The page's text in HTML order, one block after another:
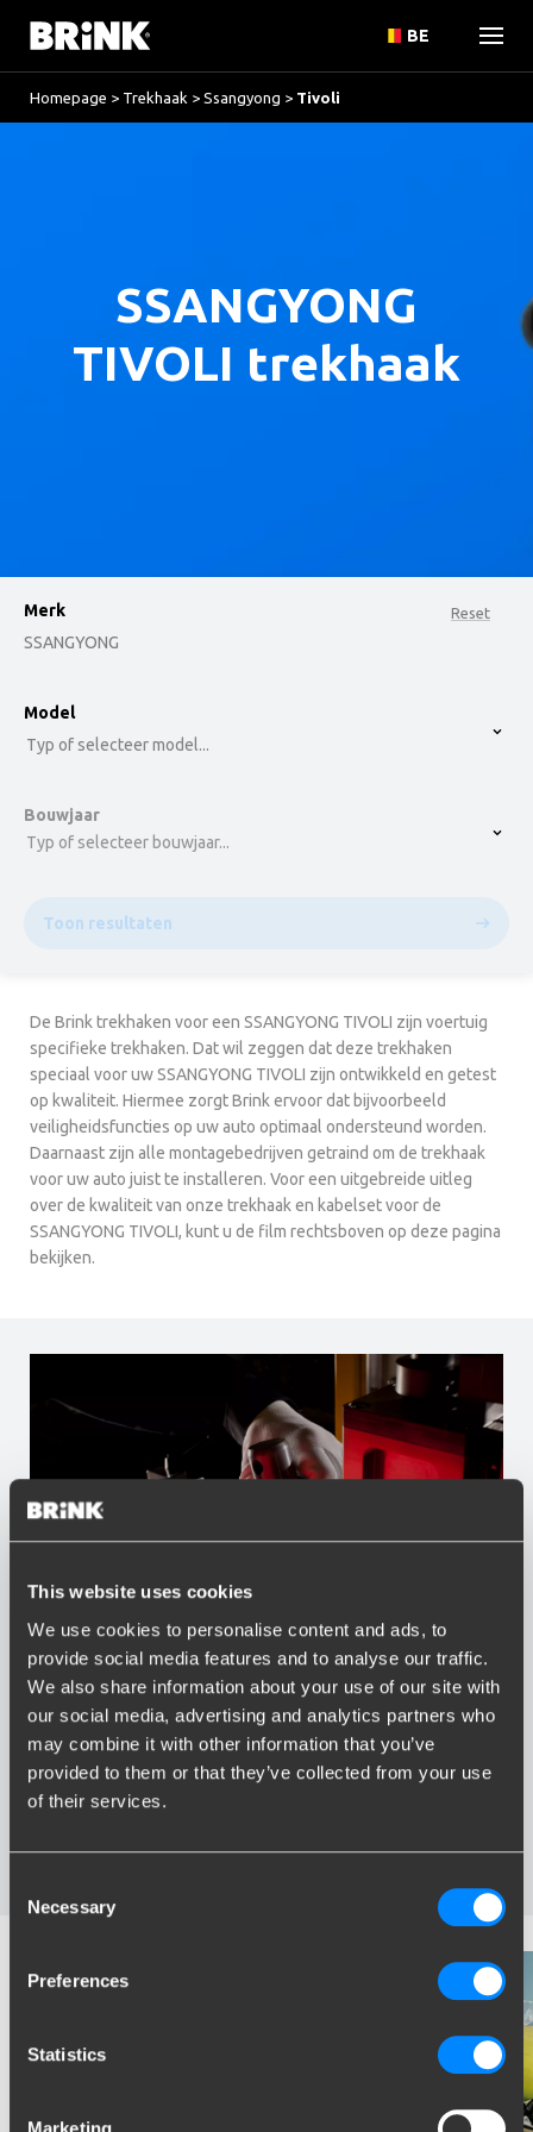
This website uses cookies
We use cookies to personalise content and ads, to
provide social media features and to analyse our traffic.
We also share information about your use of our site with
our social media, advertising and analytics partners who
may combine it with other information that you’ve
provided to them or that they’ve collected from your use
of their services.
Selection
Necessary
Preferences
Statistics
Marketing
BE
Homepage > Trekhaak > Ssangyong > Tivoli
SSANGYONG
TIVOLI trekhaak
Reset
Merk
SSANGYONG
option , selected.
Model
Typ of selecteer model...
Bouwjaar
Typ of selecteer bouwjaar...
Toon resultaten
De Brink trekhaken voor een SSANGYONG TIVOLI zijn voertuig
specifieke trekhaken. Dat wil zeggen dat deze trekhaken
speciaal voor uw SSANGYONG TIVOLI zijn ontwikkeld en getest
op kwaliteit. Hiermee zorgt Brink ervoor dat bijvoorbeeld
veiligheidsfuncties op uw auto optimaal ondersteund worden.
Daarnaast zijn alle montagebedrijven getraind om de trekhaak
voor uw auto juist te installeren. Voor een uitgebreide uitleg
over de kwaliteit van onze trekhaak en kabelset voor de
SSANGYONG TIVOLI, kunt u de film rechtsboven op deze pagina
bekijken.
Voordelen van Brink
Grootste assortiment trekhaken van Nederland
Trekhaak speciaal afgestemd op uw automerk en model
Veilige, gecertificeerde trekhaken
Montage bij u in de buurt
wegdraaibare trekhaken